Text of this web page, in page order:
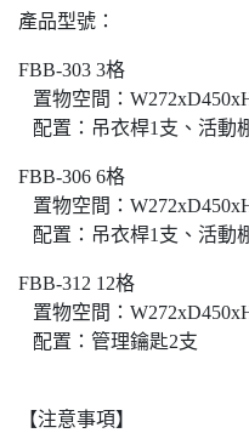
產品型號：
FBB-303 3格
置物空間：
配置：吊衣桿1支、活動
FBB-306 6格
置物空間：
配置：吊衣桿1支、活動
FBB-312 12格
置物空間：
配置：管理鑰匙2支
【注意事